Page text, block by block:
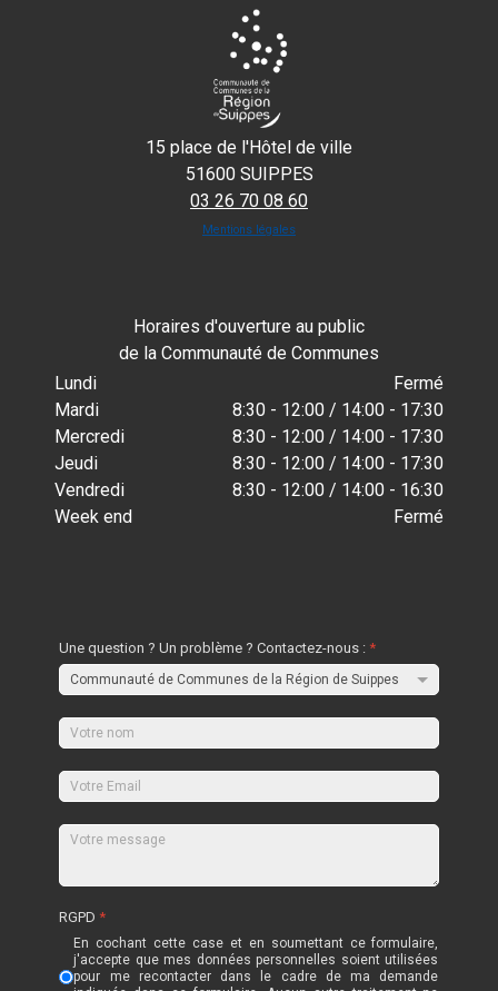
15 place de l'Hôtel de ville
51600 SUIPPES
03 26 70 08 60
Mentions légales
Horaires d'ouverture au public
de la Communauté de Communes
Lundi
Fermé
Mardi
8:30 - 12:00 / 14:00 - 17:30
Mercredi
8:30 - 12:00 / 14:00 - 17:30
Jeudi
8:30 - 12:00 / 14:00 - 17:30
Vendredi
8:30 - 12:00 / 14:00 - 16:30
Week end
Fermé
Une question ? Un problème ? Contactez-nous :*
RGPD*
En cochant cette case et en soumettant ce formulaire,
j'accepte que mes données personnelles soient utilisées
pour me recontacter dans le cadre de ma demande